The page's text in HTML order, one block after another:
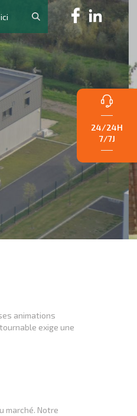
24/24H
7/7J
animations
exige une
marché. Notre